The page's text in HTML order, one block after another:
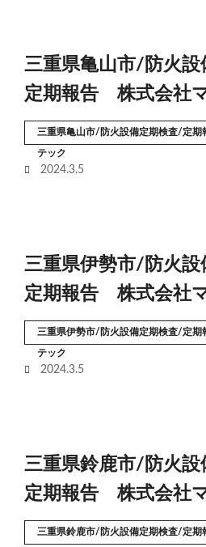
三重県亀山市/防火
定期報告 株式会社
三重県亀山市/防火設備定期検査/定
テック
2024.3.5
三重県伊勢市/防火
定期報告 株式会社
三重県伊勢市/防火設備定期検査/定
テック
2024.3.5
三重県鈴鹿市/防火
定期報告 株式会社
三重県鈴鹿市/防火設備定期検査/定